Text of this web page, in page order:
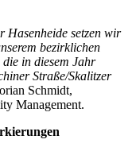
Hasenheide setzen wir
bezirklichen
in diesem Jahr
Straße/Skalitzer
Schmidt,
Management.